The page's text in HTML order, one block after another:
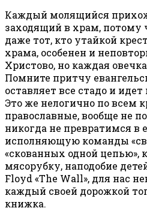
Каждый молящийся
заходящий в храм, потому
даже тот, кто утайкой
храма, особенен и
Христово, но каждая
Помните притчу
оставляет все стадо и
Это же нелогично по всем
православные, вообще не
никогда не превратимся в
исполняющую команды
«скованных одной цепью»,
мясорубку, наподобие
Floyd «The Wall», для нас
каждый своей дорожкой
книжка.